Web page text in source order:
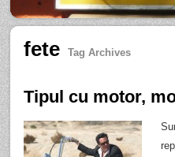
fete Tag Archives
Tipul cu motor,